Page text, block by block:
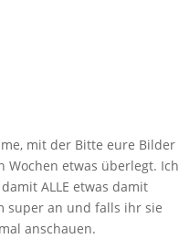
mit der Bitte eure Bilder
etwas überlegt. Ich
ALLE etwas damit
super an und falls ihr sie
anschauen.